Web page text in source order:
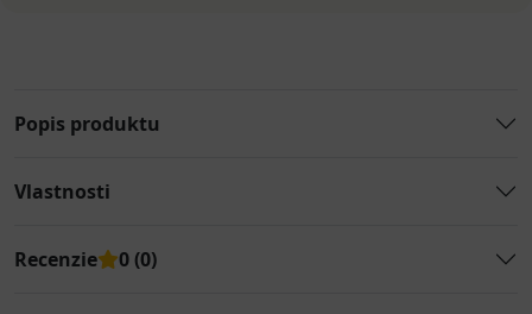
Popis produktu
Vlastnosti
Recenzie 0 (0)